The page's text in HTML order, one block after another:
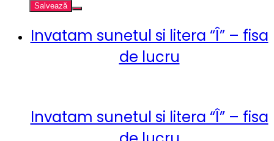
Salvează
Invatam sunetul si litera “Î” – fisa
de lucru
Invatam sunetul si litera “Î” – fisa